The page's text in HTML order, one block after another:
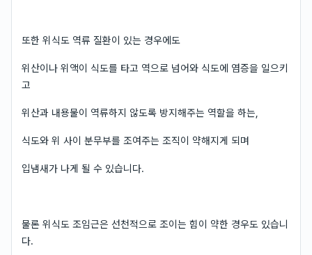
또한 위식도 역류 질환이 있는 경우에도
위산이나 위액이 식도를 타고 역으로 넘어와 식도에 염증을 일으키
고
위산과 내용물이 역류하지 않도록 방지해주는 역할을 하는,
식도와 위 사이 분무부를 조여주는 조직이 약해지게 되며
입냄새가 나게 될 수 있습니다.
물론 위식도 조임근은 선천적으로 조이는 힘이 약한 경우도 있습니
다.